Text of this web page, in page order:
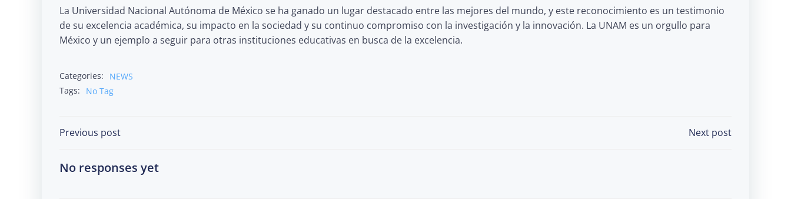
La Universidad Nacional Autónoma de México se ha ganado un lugar destacado entre las mejores del mundo, y este reconocimiento es un testimonio
de su excelencia académica, su impacto en la sociedad y su continuo compromiso con la investigación y la innovación. La UNAM es un orgullo para
México y un ejemplo a seguir para otras instituciones educativas en busca de la excelencia.
Categories:
NEWS
Tags:
No Tag
Post
navigation
Previous post Next post
No responses yet